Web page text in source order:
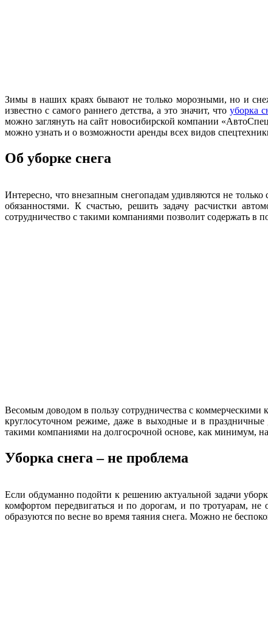
Зимы в наших краях бывают не только морозными, но и
известно с самого раннего детства, а это значит, что уборка
можно заглянуть на сайт новосибирской компании
можно узнать и о возможности аренды всех видов
Об уборке снега
Интересно, что внезапным снегопадам удивляются не
обязанностями. К счастью, решить задачу расчистки
сотрудничество с такими компаниями позволит содержать в
Весомым доводом в пользу сотрудничества с коммерческими
круглосуточном режиме, даже в выходные и в праздничные
такими компаниями на долгосрочной основе, как минимум,
Уборка снега – не проблема
Если обдуманно подойти к решению актуальной задачи
комфортом передвигаться и по дорогам, и по тротуарам, не
образуются по весне во время таяния снега. Можно не